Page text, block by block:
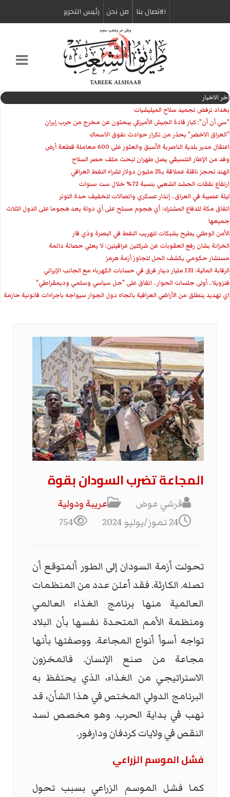
الاتصال بنا من نحن رئیس التحریر
اخر الاخبار
بغداد ترفض تجميد سلاح الميليشيات
"سي أن أن": كبار قادة الجيش الأميركي يبحثون عن مخرج من حرب إيران
"العراق الاخضر" يحذر من تكرار حوادث نفوق الاسماك
اعتقال مدير بلدية الناصرية الأسبق والعثور على 600 معاملة قطعة أرض
وفد من الإطار التنسيقي يصل طهران لبحث ملف حصر السلاح
الهند تحجز ناقلة عملاقة بـ25 مليون دولار لشراء النفط العراقي
ارتفاع نفقات الحشد الشعبي بنسبة 72% خلال ست سنوات
ليلة عصيبة في العراق.. إنذار عسكري واتصالات لتخفيف حدة التوتر
‏اتفاق مكة للدفاع المشترك: أي هجوم مسلح على أي دولة يعد هجوما على الدول الثلاث
جميعها
الأمن الوطني يطيح بشبكات لتهريب النفط في البصرة وذي قار
الخزانة بشان رفع العقوبات عن شركتين عراقيتين: لا يعني حصانة دائمة
مستشار حكومي يكشف الحل لتجاوز أزمة هرمز
الرقابة المالية: 131 مليار دينار فرق في حسابات الكهرباء مع الجانب الإيراني
فنزويلا.. أولى جلسات الحوار.. اتفاق على "حل سياسي وسلمي وديمقراطي"
اي تهديد ينطلق من الأراضي العراقية باتجاه دول الجوار سيواجه باجراءات قانونية حازمة
المجاعة تضرب السودان بقوة
قرشي عوض
عریبة ودولیة
24 تموز/يوليو 2024
754
تحولت أزمة السودان إلى الطور ألمتوقع أن
تصله. الكارثة. فقد أعلن عدد من المنظمات
العالمية منها برنامج الغذاء العالمي
ومنظمة الأمم المتحدة نفسها بأن البلاد
تواجه أسوأ أنواع المجاعة. ووصفتها بأنها
مجاعة من صنع الإنسان. فالمخزون
الاستراتيجي من الغذاء، الذي يحتفظ به
البرنامج الدولي المختص في هذا الشأن، قد
نهب في بداية الحرب. وهو مخصص لسد
النقص في ولايات كردفان ودارفور.
فشل الموسم الزراعي
كما فشل الموسم الزراعي بسبب تحول